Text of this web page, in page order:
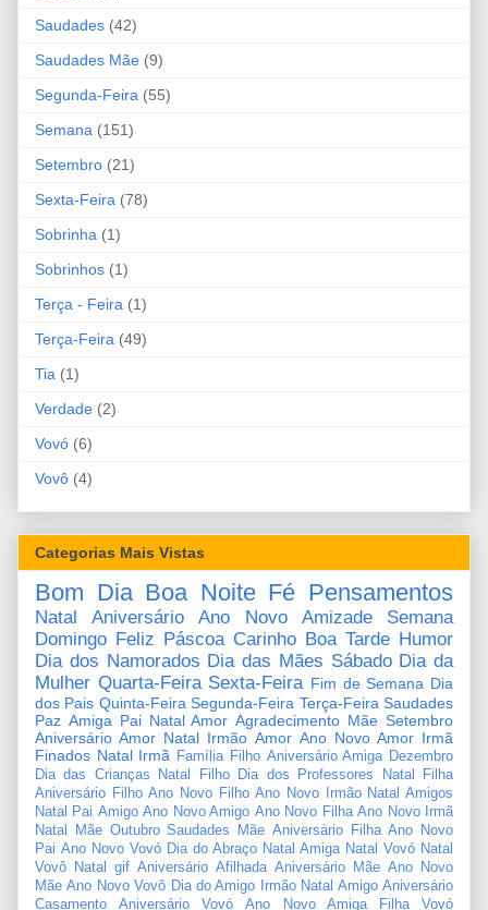
Saudades (42)
Saudades Mãe (9)
Segunda-Feira (55)
Semana (151)
Setembro (21)
Sexta-Feira (78)
Sobrinha (1)
Sobrinhos (1)
Terça - Feira (1)
Terça-Feira (49)
Tia (1)
Verdade (2)
Vovó (6)
Vovô (4)
Categorias Mais Vistas
Bom Dia Boa Noite Fé Pensamentos
Natal Aniversário Ano Novo Amizade
Semana
Domingo Feliz Páscoa Carinho Boa Tarde Humor
Dia dos Namorados Dia das Mães Sábado Dia da
Mulher Quarta-Feira Sexta-Feira Fim de Semana Dia
dos Pais Quinta-Feira Segunda-Feira Terça-Feira Saudades
Paz Amiga Pai Natal Amor Agradecimento Mãe Setembro
Aniversário Amor Natal Irmão Amor Ano Novo Amor Irmã
Finados Natal Irmã Família Filho Aniversário Amiga Dezembro
Dia das Crianças
Natal Filho Dia dos Professores
Natal Filha
Aniversário Filho Ano Novo Filho Ano Novo Irmão Natal Amigos
Natal Pai Amigo Ano Novo Amigo Ano Novo Filha Ano Novo Irmã
Natal Mãe Outubro Saudades Mãe Aniversário Filha Ano Novo
Pai Ano Novo Vovó Dia do Abraço Natal Amiga Natal Vovó Natal
Vovô
Natal gif Aniversário Afilhada Aniversário Mãe Ano Novo
Mãe Ano Novo Vovô Dia do Amigo Irmão Natal Amigo Aniversário
Casamento
Aniversário Vovó Ano Novo Amiga Filha Vovó